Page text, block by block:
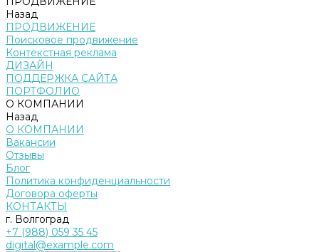
Назад
ПРОДВИЖЕНИЕ
Поисковое продвижение
Контекстная реклама
ДИЗАЙН
ПОДДЕРЖКА САЙТА
ПОРТФОЛИО
О КОМПАНИИ
Назад
О КОМПАНИИ
Вакансии
Отзывы
Блог
Политика конфиденциальности
Договора оферты
КОНТАКТЫ
г. Волгоград
+7 (988) 059 35 45
digital@example.com